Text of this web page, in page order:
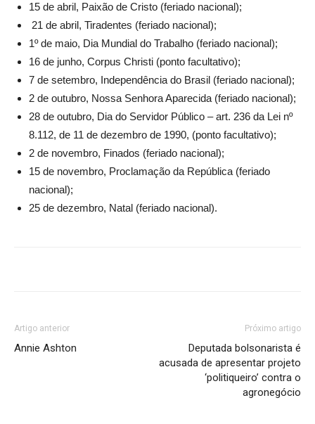
15 de abril, Paixão de Cristo (feriado nacional);
21 de abril, Tiradentes (feriado nacional);
1º de maio, Dia Mundial do Trabalho (feriado nacional);
16 de junho, Corpus Christi (ponto facultativo);
7 de setembro, Independência do Brasil (feriado nacional);
2 de outubro, Nossa Senhora Aparecida (feriado nacional);
28 de outubro, Dia do Servidor Público – art. 236 da Lei nº
8.112, de 11 de dezembro de 1990, (ponto facultativo);
2 de novembro, Finados (feriado nacional);
15 de novembro, Proclamação da República (feriado
nacional);
25 de dezembro, Natal (feriado nacional).
Artigo anterior
Annie Ashton
Próximo artigo
Deputada bolsonarista é
acusada de apresentar projeto
‘politiqueiro’ contra o
agronegócio